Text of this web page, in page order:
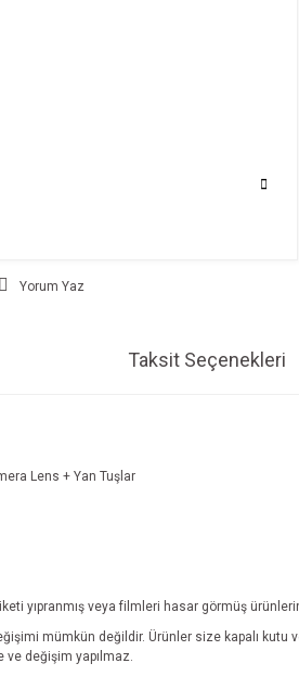
Yorum Yaz
Taksit Seçenekleri
Lens + Yan Tuşlar
yıpranmış veya filmleri hasar görmüş
mümkün değildir. Ürünler size kapalı kutu
ve değişim yapılmaz.